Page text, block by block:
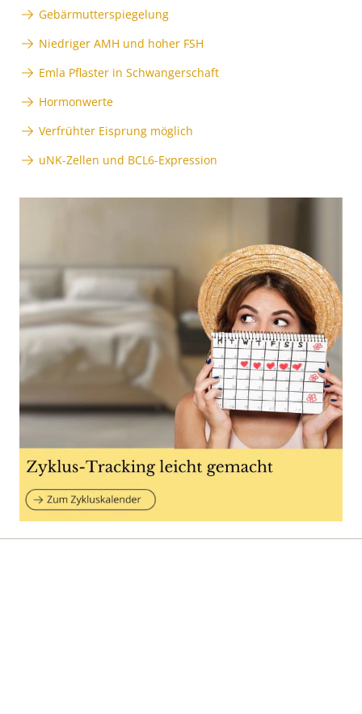
Gebärmutterspiegelung
Niedriger AMH und hoher FSH
Emla Pflaster in Schwangerschaft
Hormonwerte
Verfrühter Eisprung möglich
uNK-Zellen und BCL6-Expression